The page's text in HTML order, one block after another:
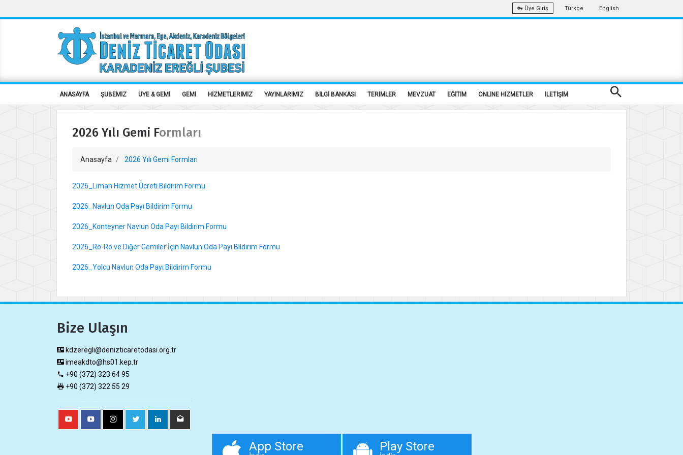
Üye Giriş Türkçe English
ANASAYFA ŞUBEMİZ ÜYE & GEMİ GEMİ HİZMETLERİMİZ YAYINLARIMIZ BİLGİ BANKASI TERİMLER MEVZUAT EĞİTİM ONLİNE HİZMETLER İLETİŞİM
2026 Yılı Gemi Formları
Anasayfa 2026 Yılı Gemi Formları
2026_Liman Hizmet Ücreti Bildirim Formu
2026_Navlun Oda Payı Bildirim Formu
2026_Konteyner Navlun Oda Payı Bildirim Formu
2026_Ro-Ro ve Diğer Gemiler İçin Navlun Oda Payı Bildirim Formu
2026_Yolcu Navlun Oda Payı Bildirim Formu
Bize Ulaşın
kdzeregli@denizticaretodasi.org.tr
imeakdto@hs01.kep.tr
+90 (372) 323 64 95
+90 (372) 322 55 29
App Store Play Store